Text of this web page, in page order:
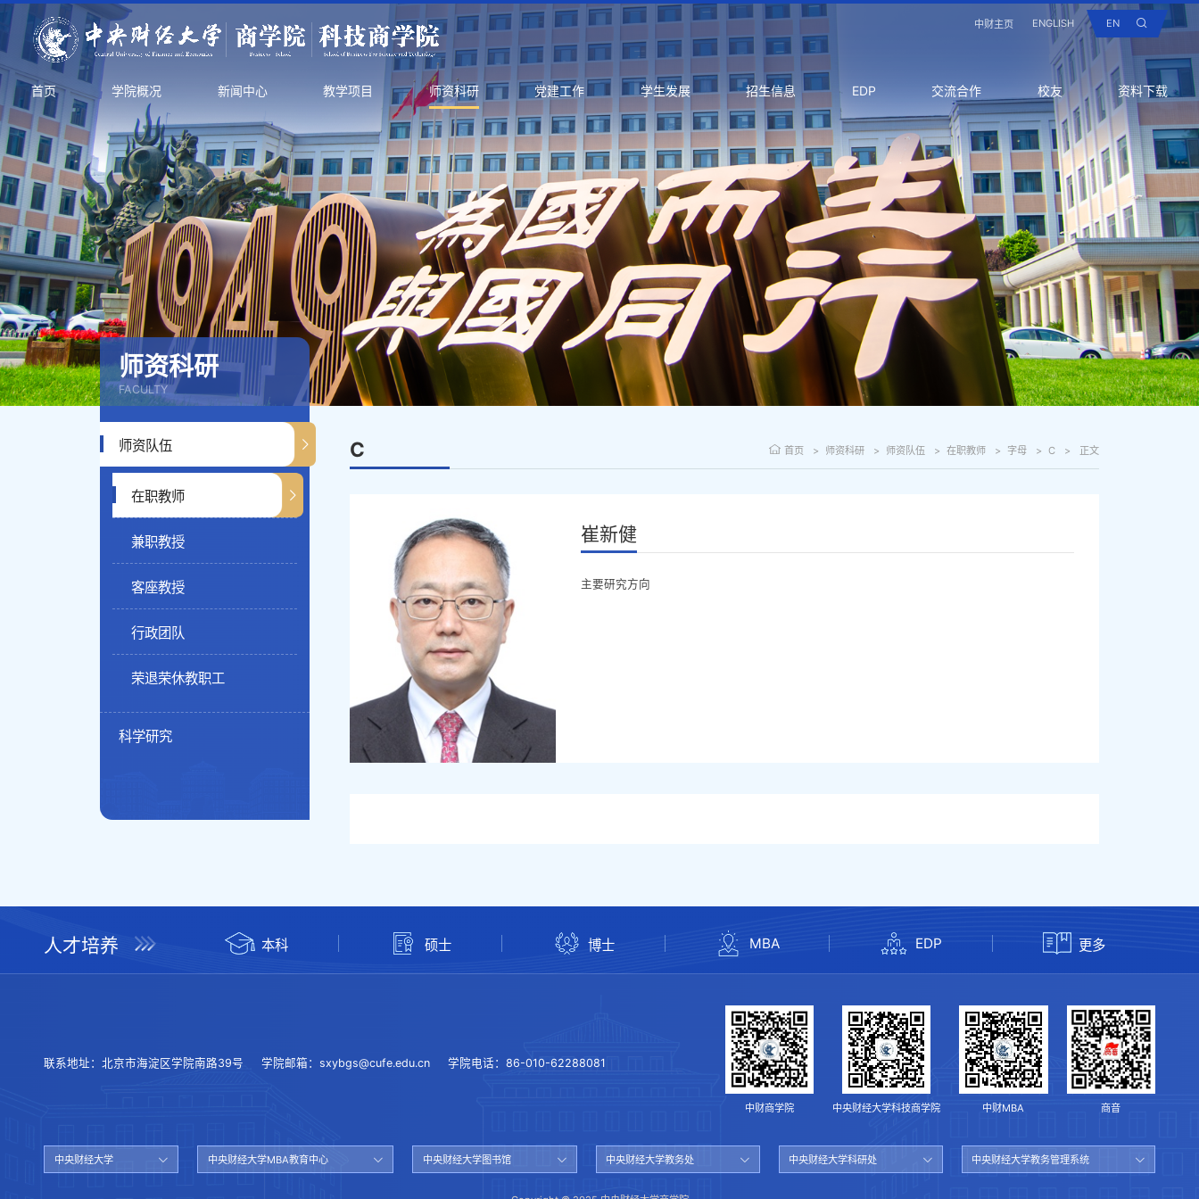
中财主页 ENGLISH EN
首页 学院概况 新闻中心 教学项目 师资科研 党建工作 学生发展 招生信息 EDP 交流合作 校友 资料下载
师资科研
FACULTY
师资队伍
在职教师
兼职教授
客座教授
行政团队
荣退荣休教职工
科学研究
C 首页 师资科研 师资队伍 在职教师 字母 C 正文
崔新健
主要研究方向
人才培养 本科 硕士 博士 MBA EDP 更多
联系地址： 北京市海淀区学院南路39号 学院邮箱： sxybgs@cufe.edu.cn 学院电话： 86-010-62288081
中财商学院 中央财经大学科技商学院 中财MBA 商音
中央财经大学 中央财经大学MBA教育中心 中央财经大学图书馆 中央财经大学教务处 中央财经大学科研处 中央财经大学教务管理系统